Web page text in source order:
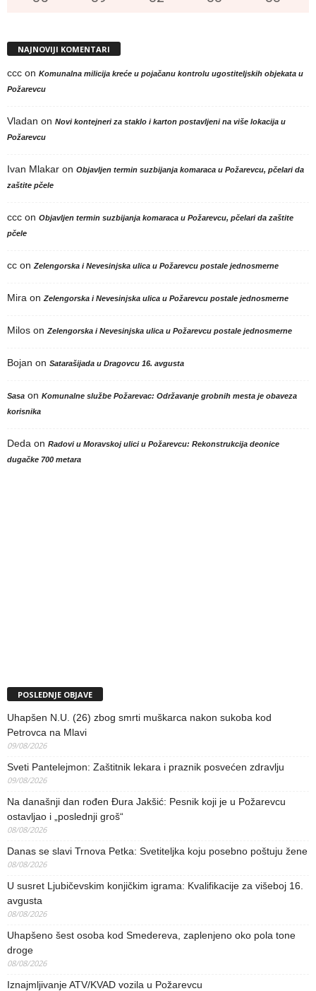
NAJNOVIJI KOMENTARI
ccc on Komunalna milicija kreće u pojačanu kontrolu ugostiteljskih objekata u
Požarevcu
Vladan on Novi kontejneri za staklo i karton postavljeni na više lokacija u
Požarevcu
Ivan Mlakar on Objavljen termin suzbijanja komaraca u Požarevcu, pčelari da
zaštite pčele
ccc on Objavljen termin suzbijanja komaraca u Požarevcu, pčelari da zaštite
pčele
cc on Zelengorska i Nevesinjska ulica u Požarevcu postale jednosmerne
Mira on Zelengorska i Nevesinjska ulica u Požarevcu postale jednosmerne
Milos on Zelengorska i Nevesinjska ulica u Požarevcu postale jednosmerne
Bojan on Satarašijada u Dragovcu 16. avgusta
Sasa on Komunalne službe Požarevac: Održavanje grobnih mesta je obaveza
korisnika
Deda on Radovi u Moravskoj ulici u Požarevcu: Rekonstrukcija deonice
dugačke 700 metara
POSLEDNJE OBJAVE
Uhapšen N.U. (26) zbog smrti muškarca nakon sukoba kod
Petrovca na Mlavi
09/08/2026
Sveti Pantelejmon: Zaštitnik lekara i praznik posvećen zdravlju
09/08/2026
Na današnji dan rođen Đura Jakšić: Pesnik koji je u Požarevcu
ostavljao i „poslednji groš“
08/08/2026
Danas se slavi Trnova Petka: Svetiteljka koju posebno poštuju žene
08/08/2026
U susret Ljubičevskim konjičkim igrama: Kvalifikacije za višeboj 16.
avgusta
08/08/2026
Uhapšeno šest osoba kod Smedereva, zaplenjeno oko pola tone
droge
08/08/2026
Iznajmljivanje ATV/KVAD vozila u Požarevcu